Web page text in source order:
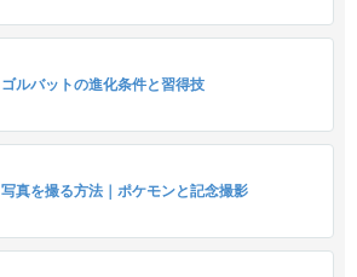
ゴルバットの進化条件と習得技
写真を撮る方法｜ポケモンと記念撮影